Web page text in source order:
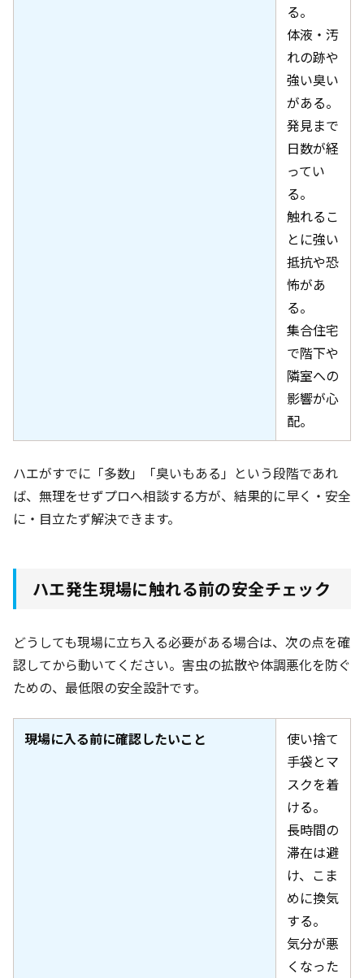
る。
体液・汚
れの跡や
強い臭い
がある。
発見まで
日数が経
ってい
る。
触れるこ
とに強い
抵抗や恐
怖があ
る。
集合住宅
で階下や
隣室への
影響が心
配。
ハエがすでに「多数」「臭いもある」という段階であれ
ば、無理をせずプロへ相談する方が、結果的に早く・安全
に・目立たず解決できます。
ハエ発生現場に触れる前の安全チェック
どうしても現場に立ち入る必要がある場合は、次の点を確
認してから動いてください。害虫の拡散や体調悪化を防ぐ
ための、最低限の安全設計です。
現場に入る前に確認したいこと
使い捨て
手袋とマ
スクを着
ける。
長時間の
滞在は避
け、こま
めに換気
する。
気分が悪
くなった